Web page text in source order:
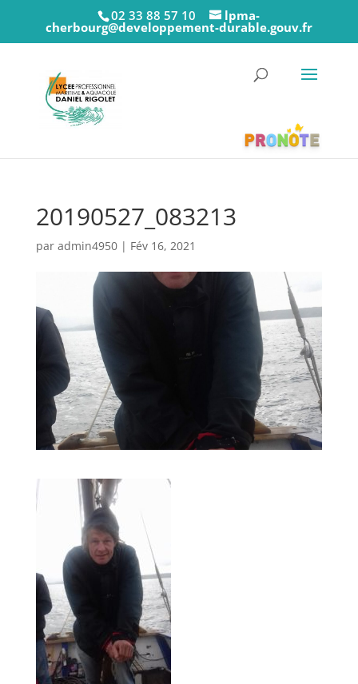
02 33 88 57 10 lpma-
cherbourg@developpement-durable.gouv.fr
20190527_083213
par admin4950| Fév 16, 2021